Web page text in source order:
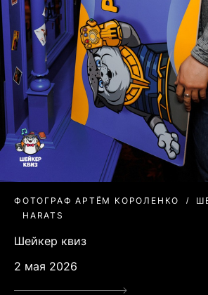
ФОТОГРАФ АРТЁМ КОРОЛЕНКО
HARATS
Шейкер квиз
2 мая 2026